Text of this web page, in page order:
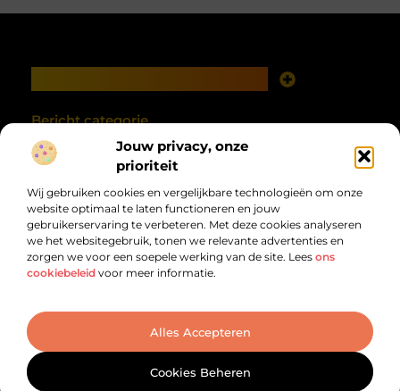
Jouw privacy, onze
prioriteit
Wij gebruiken cookies en vergelijkbare technologieën om onze
website optimaal te laten functioneren en jouw
gebruikerservaring te verbeteren. Met deze cookies analyseren
we het websitegebruik, tonen we relevante advertenties en
zorgen we voor een soepele werking van de site. Lees ons
cookiebeleid voor meer informatie.
Alles Accepteren
Cookies Beheren
Bericht categorie
Van alles wat, voor jou verzameld.
@2025 All Right Reserved. Design bywww.debandzooi.nl.